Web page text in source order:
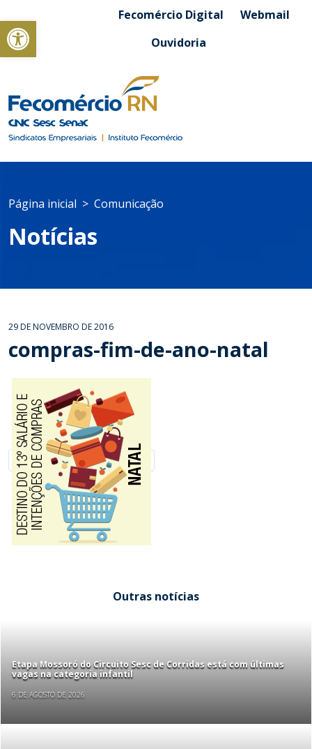
Abrir a barra de ferramentasFecomércio Digital
Webmail
Ouvidoria
Página inicial Comunicação
Notícias
29 DE NOVEMBRO DE 2016
compras-fim-de-ano-natal
Outras notícias
Etapa Mossoró do Circuito Sesc de Corridas está com últimas
vagas na categoria infantil
6 DE AGOSTO DE 2026